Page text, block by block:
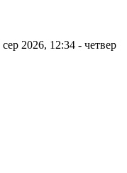
2026, 12:34 - четвер